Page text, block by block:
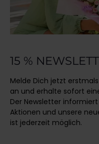
15 %
Melde Dich jetzt
an und erhalte sofort
Der Newsletter
Aktionen und unsere
ist jederzeit möglich.